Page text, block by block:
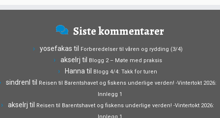
Siste kommentarer
yosefakas til Forberedelser til våren og rydding (3/4)
akselrj til Blogg 2 – Møte med praksis
Hanna til Blogg 4/4: Takk for turen
sindrenl til
Reisen til Barentshavet og fiskens underlige verden! -Vintertokt 2026:
Innlegg 1
akselrj til
Reisen til Barentshavet og fiskens underlige verden! -Vintertokt 2026:
Innlegg 1